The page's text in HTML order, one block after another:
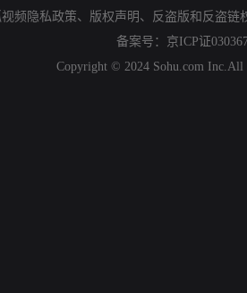
频隐私政策、 版权声明 、 反盗版和反盗链
备案号： 京ICP证
Copyright © 2024 Sohu.com Inc.All